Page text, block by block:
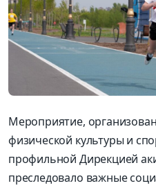
Мероприятие,
физической культуры и
профильной Дирекцией
преследовало важные